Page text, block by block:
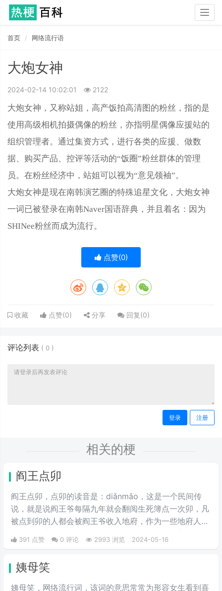
首页 网络流行语
大炮女神
2024-02-14 10:02:01 2122
大炮女神，又称站姐，高产饭拍高清图的粉丝，指的是
使用高级相机拍摄偶像的粉丝，亦指明星偶像应援站的
组织管理者。通过集资方式，进行各类的应援、做数
据、购买产品、控评等活动的“饭圈”粉丝群体的管理
员。在粉丝经济中，站姐可以视为“意见领袖”。
大炮女神是现在南韩演艺圈的特殊追星文化，大炮女神
一词已被登录在南韩Naver国语辞典，并且着名：因为
SHINee粉丝而成为流行。
点赞(0)
收藏 点赞(0) 分享 回复(0)
评论列表 ( 0 )
登录 注册
相关的梗
阎王点卯
阎王点卯，点卯的读音是：diǎnmǎo，这是一个民间传
说，就是说阎王爷每隔九年就会翻阅生死簿点一次卯，凡
被点到卯的人都会被阎王爷收入地府，作为一些地府人
员。在地府报道上，最近被大家用视频的形式完美的演绎
了出来。
391 点赞 0 评论 2993 浏览 2024-05-16
姨母笑
姨母笑，网络流行词，该词的意思常常为形容女生看到喜